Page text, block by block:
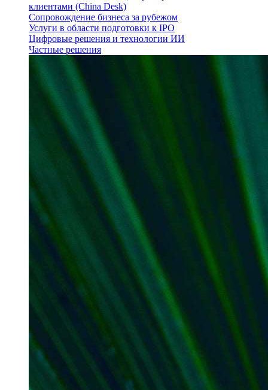
клиентами (China Desk)
Сопровождение бизнеса за рубежом
Услуги в области подготовки к IPO
Цифровые решения и технологии ИИ
Частные решения